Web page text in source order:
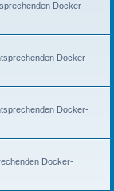
Docker-
Docker-
Docker-
Docker-